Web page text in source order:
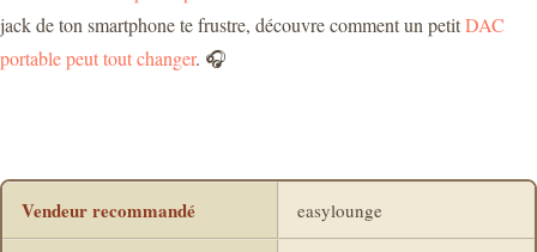
jack de ton smartphone te frustre, découvre comment un petitDAC
portable peut tout changer. 🎧
Vendeur recommandé easylounge